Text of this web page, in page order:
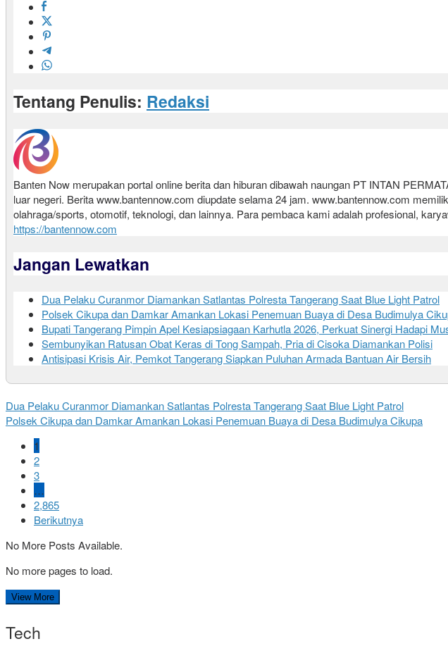
Tentang Penulis: Redaksi
Banten Now merupakan portal online berita dan hiburan dibawah naungan PT INTAN
luar negeri. Berita www.bantennow.com diupdate selama 24 jam. www.bantennow.com
olahraga/sports, otomotif, teknologi, dan lainnya. Para pembaca kami adalah profesional,
https://bantennow.com
Jangan Lewatkan
Dua Pelaku Curanmor Diamankan Satlantas Polresta Tangerang Saat Blue Light Patrol
Polsek Cikupa dan Damkar Amankan Lokasi Penemuan Buaya di Desa Budimulya
Bupati Tangerang Pimpin Apel Kesiapsiagaan Karhutla 2026, Perkuat Sinergi Hadapi
Sembunyikan Ratusan Obat Keras di Tong Sampah, Pria di Cisoka Diamankan Polisi
Antisipasi Krisis Air, Pemkot Tangerang Siapkan Puluhan Armada Bantuan Air Bersih
Dua Pelaku Curanmor Diamankan Satlantas Polresta Tangerang Saat Blue Light Patrol
Polsek Cikupa dan Damkar Amankan Lokasi Penemuan Buaya di Desa Budimulya Cikupa
1
2
3
…
2,865
Berikutnya
No More Posts Available.
No more pages to load.
View More
Tech